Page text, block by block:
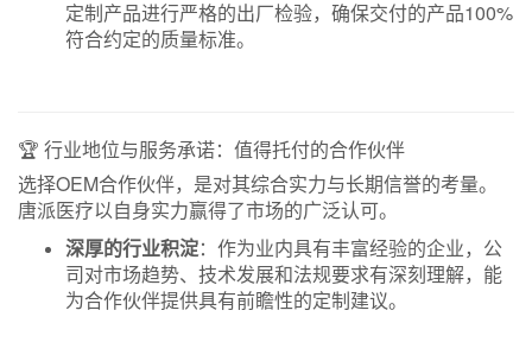
定制产品进行严格的出厂检验，确保交付的产品100%
符合约定的质量标准。
🏆 行业地位与服务承诺：值得托付的合作伙伴
选择OEM合作伙伴，是对其综合实力与长期信誉的考量。
唐派医疗以自身实力赢得了市场的广泛认可。
深厚的行业积淀：作为业内具有丰富经验的企业，公
司对市场趋势、技术发展和法规要求有深刻理解，能
为合作伙伴提供具有前瞻性的定制建议。